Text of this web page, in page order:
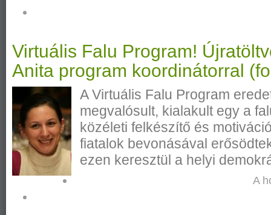
Virtuális Falu Program!
Anita program koordinátorral
A Virtuális Falu Program
megvalósult, kialakult egy a
közéleti felkészítő és
fiatalok bevonásával
ezen keresztül a helyi
A